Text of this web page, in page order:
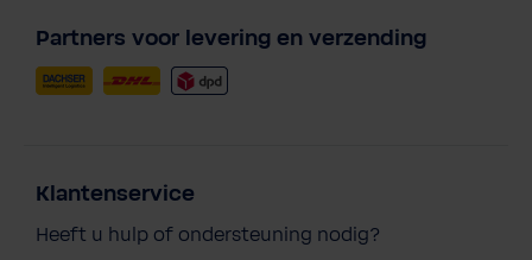
Partners voor levering en verzending
Klantenservice
Heeft u hulp of ondersteuning nodig?